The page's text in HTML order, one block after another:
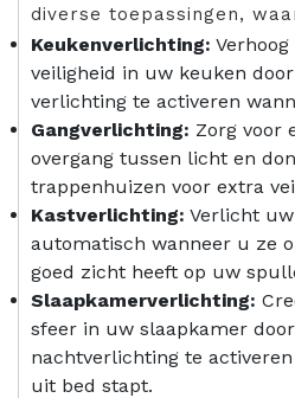
diverse toepassingen,
Keukenverlichting:
veiligheid in uw keuken
verlichting te activeren
Gangverlichting: Zorg voor
overgang tussen licht en
trappenhuizen voor extra
Kastverlichting: Verlicht
automatisch wanneer u ze
goed zicht heeft op uw
Slaapkamerverlichting:
sfeer in uw slaapkamer
nachtverlichting te activeren
uit bed stapt.